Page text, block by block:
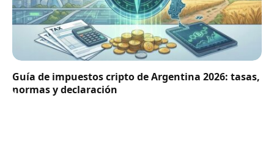
Guía de impuestos cripto de Argentina 2026: tasas,
normas y declaración